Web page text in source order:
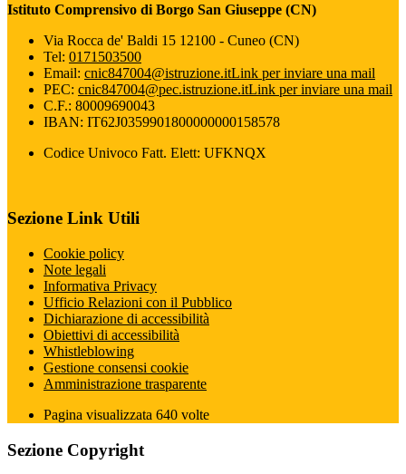
Istituto Comprensivo di Borgo San Giuseppe (CN)
Via Rocca de' Baldi 15 12100 - Cuneo (CN)
Tel: 0171503500
Email: cnic847004@istruzione.itLink per inviare una mail
PEC: cnic847004@pec.istruzione.itLink per inviare una mail
C.F.: 80009690043
IBAN: IT62J0359901800000000158578
Codice Univoco Fatt. Elett: UFKNQX
Sezione Link Utili
Cookie policy
Note legali
Informativa Privacy
Ufficio Relazioni con il Pubblico
Dichiarazione di accessibilità
Obiettivi di accessibilità
Whistleblowing
Gestione consensi cookie
Amministrazione trasparente
Pagina visualizzata 640 volte
Sezione Copyright